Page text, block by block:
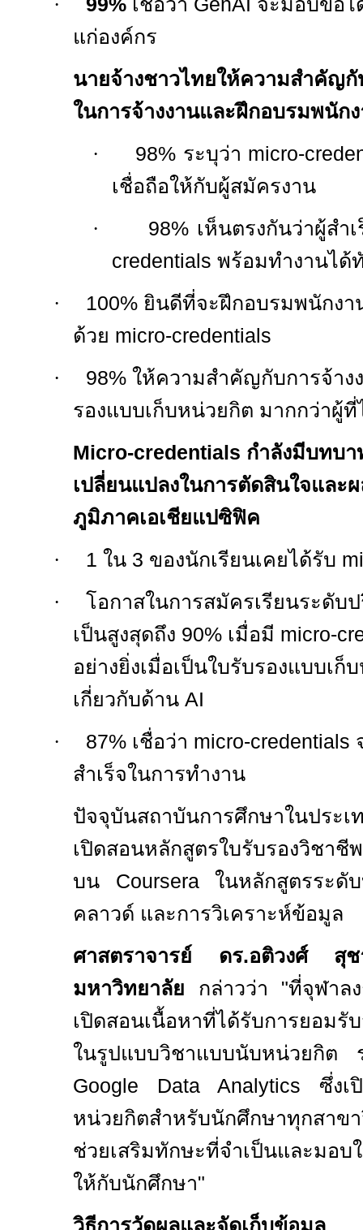
แก่องค์กร
นายจ้างชาวไทยให้ความสำคัญ
ในการจ้างงานและฝึกอบรมพนัก
·
98% ระบุว่า micro-
เชื่อถือให้กับผู้สมัครงาน
·
98% เห็นตรงกันว่าผู้สำ
credentials พร้อมทำงานได้
·
100% ยินดีที่จะฝึกอบรมพนักงา
ด้วย micro-credentials
·
98% ให้ความสำคัญกับการจ้าง
รองแบบเก็บหน่วยกิต มากกว่าผู้
Micro-credentials กำลังมีบทบ
เปลี่ยนแปลงในการตัดสินใจและ
ภูมิภาคเอเชียแปซิฟิค
·
1 ใน 3 ของนักเรียนเคยได้รับ
·
โอกาสในการสมัครเรียนระดั
เป็นสูงสุดถึง 90% เมื่อมี micro-
อย่างยิ่งเมื่อเป็นใบรับรองแบบเ
เกี่ยวกับด้าน AI
·
87% เชื่อว่า micro-credentials
สำเร็จในการทำงาน
ปัจจุบันสถาบันการศึกษาในประเ
เปิดสอนหลักสูตรใบรับรองวิชา
บน Coursera ในหลักสูตรระ
คลาวด์ และการวิเคราะห์ข้อมูล
ศาสตราจารย์ ดร.อติวงศ์ สุ
มหาวิทยาลัย กล่าวว่า "ที่จุฬาล
เปิดสอนเนื้อหาที่ได้รับการยอมรั
ในรูปแบบวิชาแบบนับหน่วยกิต
Google Data Analytics ซึ่งเ
หน่วยกิตสำหรับนักศึกษาทุกสา
ช่วยเสริมทักษะที่จำเป็นและมอบ
ให้กับนักศึกษา"
วิธีการวัดผลและจัดเก็บข้อมูล